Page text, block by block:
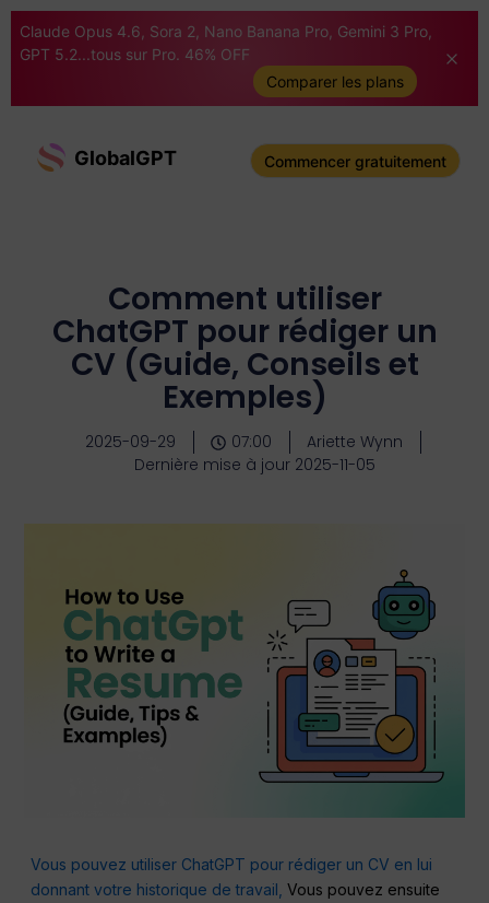
Claude Opus 4.6, Sora 2, Nano Banana Pro, Gemini 3 Pro,
GPT 5.2...tous sur Pro. 46% OFF
Comparer les plans
GlobalGPT Commencer gratuitement
Comment utiliser
ChatGPT pour rédiger un
CV (Guide, Conseils et
Exemples)
2025-09-29 07:00
Ariette Wynn
Dernière mise à jour 2025-11-05
Vous pouvez utiliser ChatGPT pour rédiger un CV en lui
donnant votre historique de travail, Vous pouvez ensuite